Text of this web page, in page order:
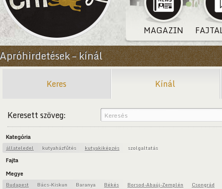
MAGAZIN
Apróhirdetések – kínál
Keres Kínál
Keresett szöveg:
Kategória
állateledel kutyaházfűtés kutyakiképzés szolgaltatás
Fajta
Megye
Budapest Bács-Kiskun Baranya Békés Borsod-Abaúj-Zemplén
Csongrád